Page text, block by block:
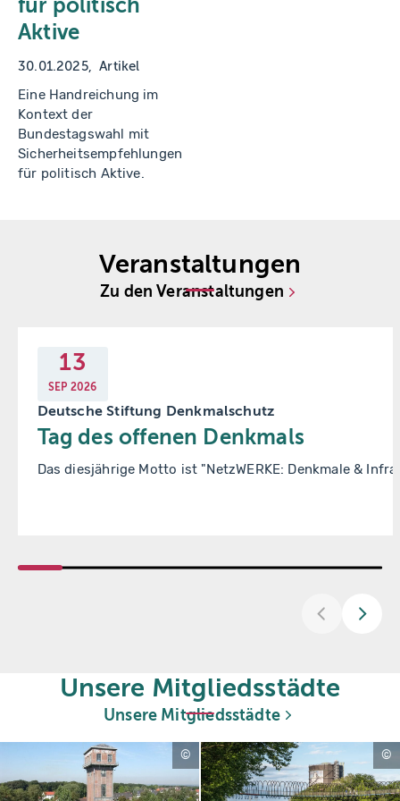
für politisch
Aktive
30.01.2025 Artikel
Eine Handreichung im
Kontext der
Bundestagswahl mit
Sicherheitsempfehlungen
für politisch Aktive.
Veranstaltungen
Zu den Veranstaltungen
13
SEP 2026
Deutsche Stiftung Denkmalschutz
Tag des offenen Denkmals
Das diesjährige Motto ist "NetzWERKE: Denkmale &
Unsere Mitgliedsstädte
Unsere Mitgliedsstädte
S
t
a
S
t
a